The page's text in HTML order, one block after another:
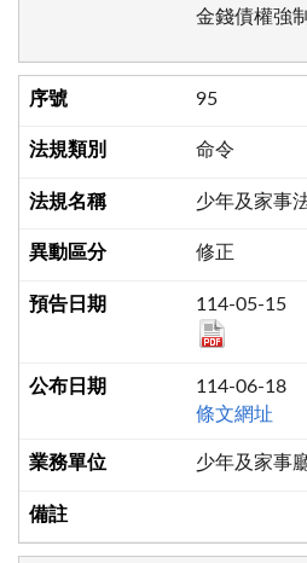
金錢債權強
95
命令
少年及家事
修正
114-05-15
114-06-18
條文網址
少年及家事